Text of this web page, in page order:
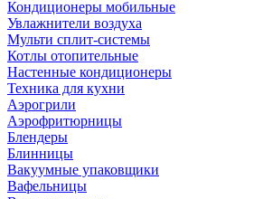
Кондиционеры мобильные
Увлажнители воздуха
Мульти сплит-системы
Котлы отопительные
Настенные кондиционеры
Техника для кухни
Аэрогрили
Аэрофритюрницы
Блендеры
Блинницы
Вакуумные упаковщики
Вафельницы